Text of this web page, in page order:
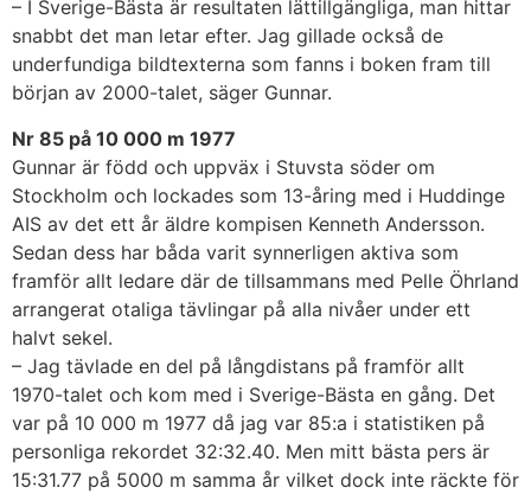
– I Sverige-Bästa är resultaten lättillgängliga, man hittar
snabbt det man letar efter. Jag gillade också de
underfundiga bildtexterna som fanns i boken fram till
början av 2000-talet, säger Gunnar.
Nr 85 på 10 000 m 1977
Gunnar är född och uppväx i Stuvsta söder om
Stockholm och lockades som 13-åring med i Huddinge
AIS av det ett år äldre kompisen Kenneth Andersson.
Sedan dess har båda varit synnerligen aktiva som
framför allt ledare där de tillsammans med Pelle Öhrland
arrangerat otaliga tävlingar på alla nivåer under ett
halvt sekel.
– Jag tävlade en del på långdistans på framför allt
1970-talet och kom med i Sverige-Bästa en gång. Det
var på 10 000 m 1977 då jag var 85:a i statistiken på
personliga rekordet 32:32.40. Men mitt bästa pers är
15:31.77 på 5000 m samma år vilket dock inte räckte för